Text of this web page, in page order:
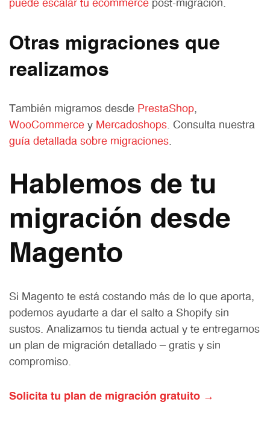
puede escalar tu ecommerce post-migración.
Otras migraciones que
realizamos
También migramos desde PrestaShop,
WooCommerce y Mercadoshops. Consulta nuestra
guía detallada sobre migraciones.
Hablemos de tu
migración desde
Magento
Si Magento te está costando más de lo que aporta,
podemos ayudarte a dar el salto a Shopify sin
sustos. Analizamos tu tienda actual y te entregamos
un plan de migración detallado — gratis y sin
compromiso.
Solicita tu plan de migración gratuito →